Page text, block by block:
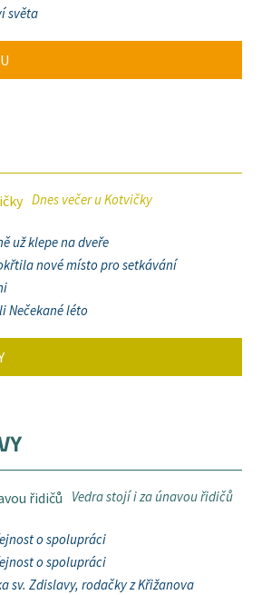
světa
Dnes večer u Kotvičky
už klepe na dveře
nové místo pro setkávání
Nečekané léto
Vedra stojí i za únavou řidičů
o spolupráci
o spolupráci
sv. Zdislavy, rodačky z Křižanova